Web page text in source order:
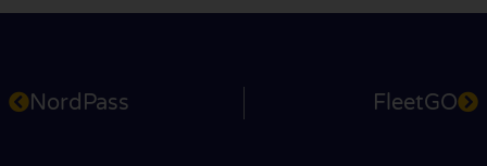
NordPass FleetGO